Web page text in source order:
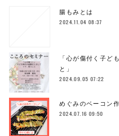
腸もみとは
2024.11.04 08:37
「心が傷付く子ど
と」
2024.09.05 07:22
めぐみのベーコン
2024.07.16 09:50